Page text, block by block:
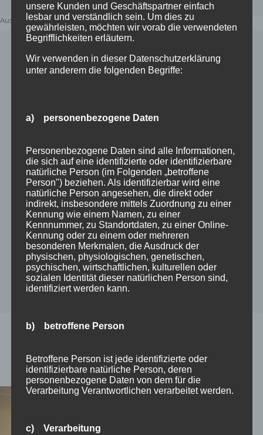
Ausstattung/Merkmale Ferienwohnung 3
✓ Balkon
✓ Bettenlänge 2.00m
✓ Geschirrspüler
✓ Kaffeemaschine/-automat
✓ Kinderbett
✓ Küche im Wohnraum
✓ Mikrowelle
✓ Nichtraucher
✓ Radio
✓ Toaster
✓ WLAN
✓ Wasserkocher
✓ getrennter Wohn-/Schlafraum
Impressionen Ferienwohnung 3
unsere Kunden und Geschäftspartner einfach
lesbar und verständlich sein. Um dies zu
gewährleisten, möchten wir vorab die verwendeten
Begrifflichkeiten erläutern.
Wir verwenden in dieser Datenschutzerklärung
unter anderem die folgenden Begriffe:
a) personenbezogene Daten
Personenbezogene Daten sind alle Informationen,
die sich auf eine identifizierte oder identifizierbare
natürliche Person (im Folgenden „betroffene
Person") beziehen. Als identifizierbar wird eine
natürliche Person angesehen, die direkt oder
indirekt, insbesondere mittels Zuordnung zu einer
Kennung wie einem Namen, zu einer
Kennnummer, zu Standortdaten, zu einer Online-
Kennung oder zu einem oder mehreren
besonderen Merkmalen, die Ausdruck der
physischen, physiologischen, genetischen,
psychischen, wirtschaftlichen, kulturellen oder
sozialen Identität dieser natürlichen Person sind,
identifiziert werden kann.
b) betroffene Person
Betroffene Person ist jede identifizierte oder
identifizierbare natürliche Person, deren
personenbezogene Daten von dem für die
Verarbeitung Verantwortlichen verarbeitet werden.
c) Verarbeitung